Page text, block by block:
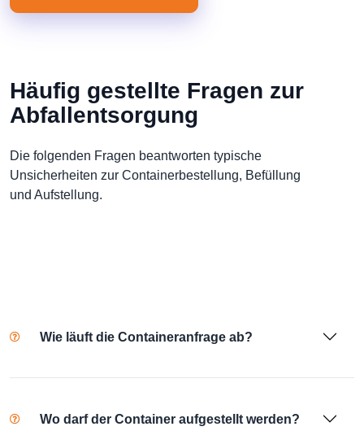
Häufig gestellte Fragen zur
Abfallentsorgung
Die folgenden Fragen beantworten typische
Unsicherheiten zur Containerbestellung, Befüllung
und Aufstellung.
Wie läuft die Containeranfrage ab?
Wo darf der Container aufgestellt werden?